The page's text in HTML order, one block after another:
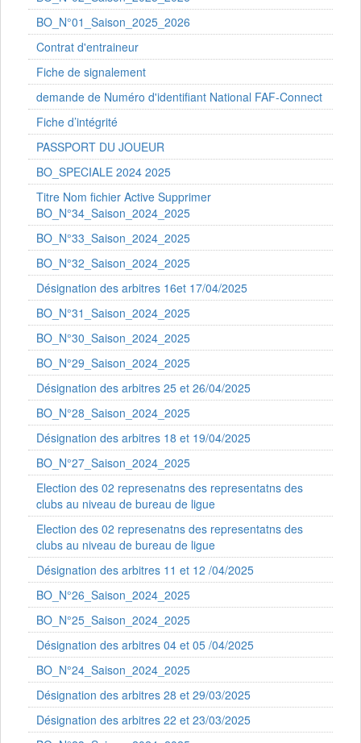
BO_N°01_Saison_2025_2026
Contrat d'entraineur
Fiche de signalement
demande de Numéro d'identifiant National FAF-Connect
Fiche d’intégrité
PASSPORT DU JOUEUR
BO_SPECIALE 2024 2025
Titre Nom fichier Active Supprimer
BO_N°34_Saison_2024_2025
BO_N°33_Saison_2024_2025
BO_N°32_Saison_2024_2025
Désignation des arbitres 16et 17/04/2025
BO_N°31_Saison_2024_2025
BO_N°30_Saison_2024_2025
BO_N°29_Saison_2024_2025
Désignation des arbitres 25 et 26/04/2025
BO_N°28_Saison_2024_2025
Désignation des arbitres 18 et 19/04/2025
BO_N°27_Saison_2024_2025
Election des 02 represenatns des representatns des
clubs au niveau de bureau de ligue
Election des 02 represenatns des representatns des
clubs au niveau de bureau de ligue
Désignation des arbitres 11 et 12 /04/2025
BO_N°26_Saison_2024_2025
BO_N°25_Saison_2024_2025
Désignation des arbitres 04 et 05 /04/2025
BO_N°24_Saison_2024_2025
Désignation des arbitres 28 et 29/03/2025
Désignation des arbitres 22 et 23/03/2025